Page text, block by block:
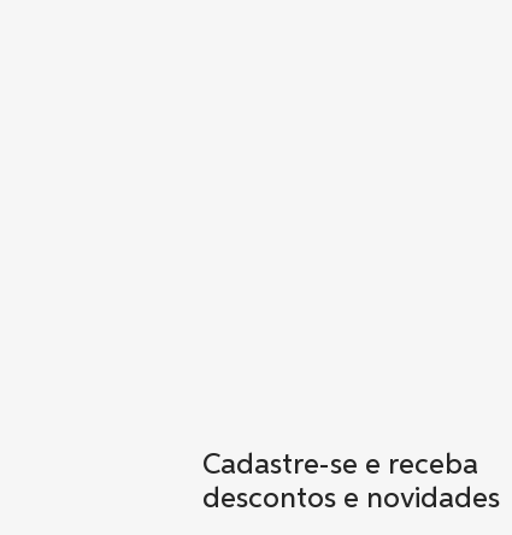
Cadastre-se e receba
descontos e novidades